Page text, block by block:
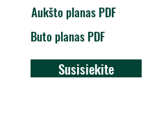
Aukšto planas PDF
Buto planas PDF
Susisiekite